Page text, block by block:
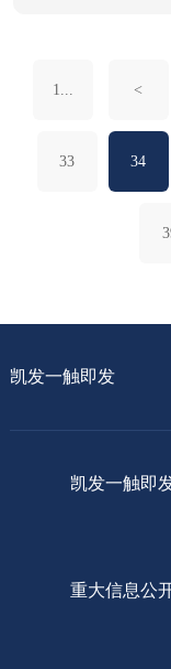
1... <
33 34
凯发一触即发
凯发一触即
重大信息公